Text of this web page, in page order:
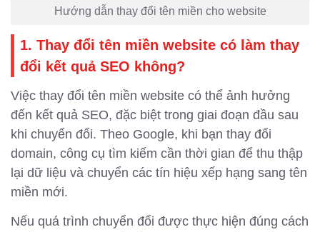
Hướng dẫn thay đổi tên miền cho website
1. Thay đổi tên miền website có làm thay
đổi kết quả SEO không?
Việc thay đổi tên miền website có thể ảnh hưởng
đến kết quả SEO, đặc biệt trong giai đoạn đầu sau
khi chuyển đổi. Theo Google, khi bạn thay đổi
domain, công cụ tìm kiếm cần thời gian để thu thập
lại dữ liệu và chuyển các tín hiệu xếp hạng sang tên
miền mới.
Nếu quá trình chuyển đổi được thực hiện đúng cách